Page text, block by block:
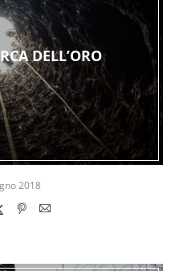
DELL’ORO
2018